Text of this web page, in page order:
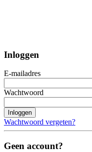
Inloggen
E-mailadres
Wachtwoord
Inloggen
Wachtwoord vergeten?
Geen account?